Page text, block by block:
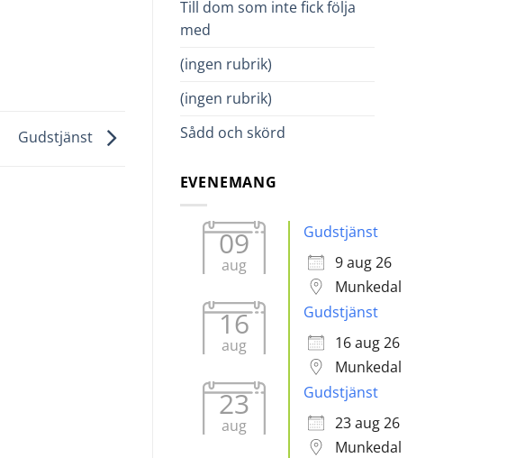
Gudstjänst
Till dom som inte fick följa
med
(ingen rubrik)
(ingen rubrik)
Sådd och skörd
EVENEMANG
09
aug
Gudstjänst
9 aug 26
Munkedal
16
aug
Gudstjänst
16 aug 26
Munkedal
23
aug
Gudstjänst
23 aug 26
Munkedal